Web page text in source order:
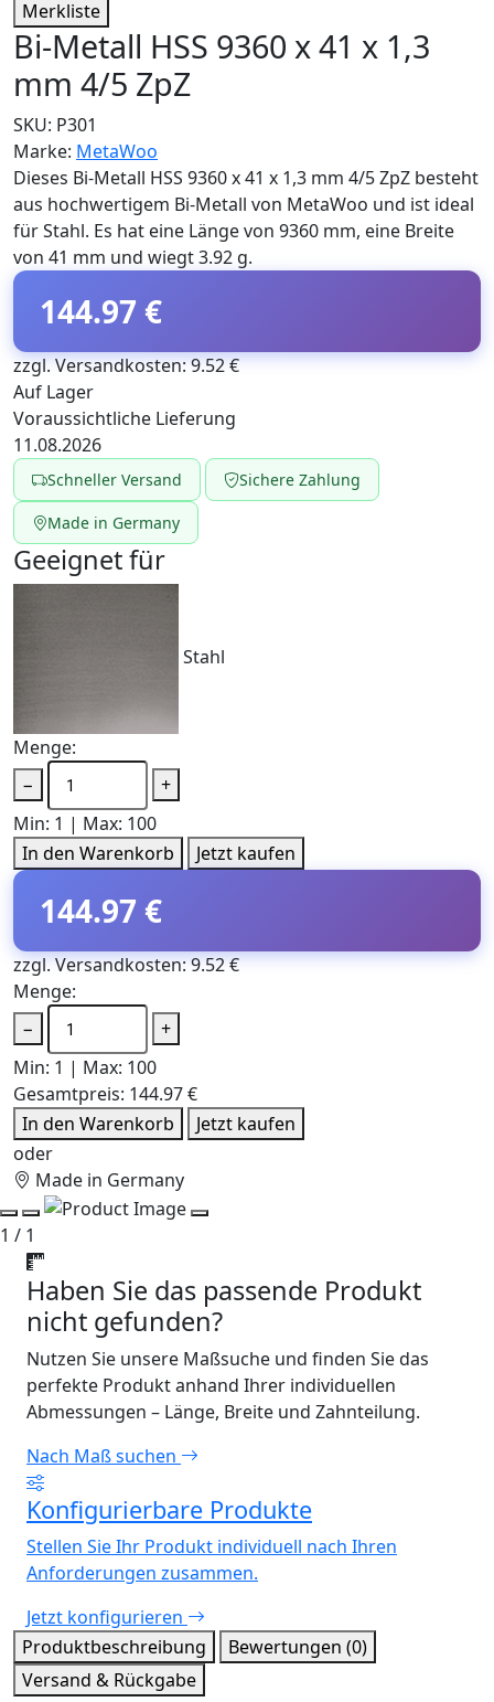
Merkliste
Bi-Metall HSS 9360 x 41 x 1,3
mm 4/5 ZpZ
SKU: P301
Marke: MetaWoo
Dieses Bi-Metall HSS 9360 x 41 x 1,3 mm 4/5 ZpZ besteht
aus hochwertigem Bi-Metall von MetaWoo und ist ideal
für Stahl. Es hat eine Länge von 9360 mm, eine Breite
von 41 mm und wiegt 3.92 g.
144.97 €
zzgl. Versandkosten: 9.52 €
Auf Lager
Voraussichtliche Lieferung
11.08.2026
Schneller Versand Sichere Zahlung
Made in Germany
Geeignet für
Stahl
Menge:
−
+
Min: 1 | Max: 100
In den Warenkorb
Jetzt kaufen
144.97 €
zzgl. Versandkosten: 9.52 €
Menge:
−
+
Min: 1 | Max: 100
Gesamtpreis: 144.97 €
In den Warenkorb
Jetzt kaufen
oder
Made in Germany
1 / 1
Haben Sie das passende Produkt
nicht gefunden?
Nutzen Sie unsere Maßsuche und finden Sie das
perfekte Produkt anhand Ihrer individuellen
Abmessungen – Länge, Breite und Zahnteilung.
Nach Maß suchen
Konfigurierbare Produkte
Stellen Sie Ihr Produkt individuell nach Ihren
Anforderungen zusammen.
Jetzt konfigurieren
Produktbeschreibung
Bewertungen (0)
Versand & Rückgabe